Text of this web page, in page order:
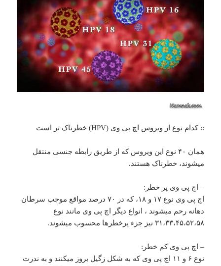
:: کدام نوع از ویروس اچ پی وی (HPV) خطرناک تر است
همان ۴۰ نوع این ویروس که از طریق رابطه جنسی منتقل
میشوند، خطرناک هستند.
– اچ پی وی پر خطر:
اچ پی وی نوع ۱۷ و ۱۸، که در ۷۰ درصد مواقع موجب سرطان
دهانه رحم میشوند ، انواع دیگر اچ پی وی مانند نوع
۳۱،۳۳،۴۵،۵۲،۵۸ نیز جزء پرخطرها محسوب میشوند.
– اچ پی وی کم خطر:
نوع ۶ و ۱۱ اچ پی وی که به شکل زگیل بروز میکنند و به ندرت